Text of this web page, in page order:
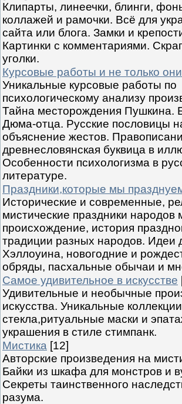
Клипарты, линеечки, блинги,
коллажей и рамочки. Всё для
сайта или блога. Замки и
Картинки с комментариями.
уголки.
Курсовые работы и не только
Уникальные курсовые работы по
психологическому анализу
Тайна месторождения Пушкина.
Дюма-отца. Русские пословицы
объяснение жестов.
древнесловянская буквица в
Особенности психологизма в
литературе.
Праздники,которые мы
Исторические и современные,
мистические праздники народов
происхождение, история
традиции разных народов. Идеи
Хэллоуина, новогодние и
обряды, пасхальные обычаи и
Самое удивительное в искусстве
Удивительные и необычные
искусства. Уникальные
стекла,ритуальные маски и
украшения в стиле стимпанк.
Мистика [12]
Авторские произведения на
Байки из шкафа для монстров и
Секреты таинственного
разума.